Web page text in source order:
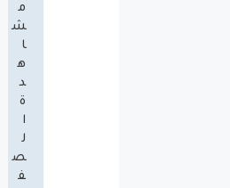
م
ش
ا
ه
د
ة
ا
ل
ص
ف